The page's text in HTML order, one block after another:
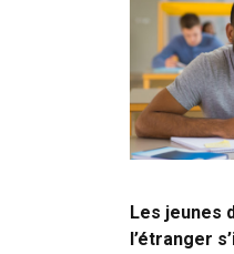
Les jeunes
l’étranger